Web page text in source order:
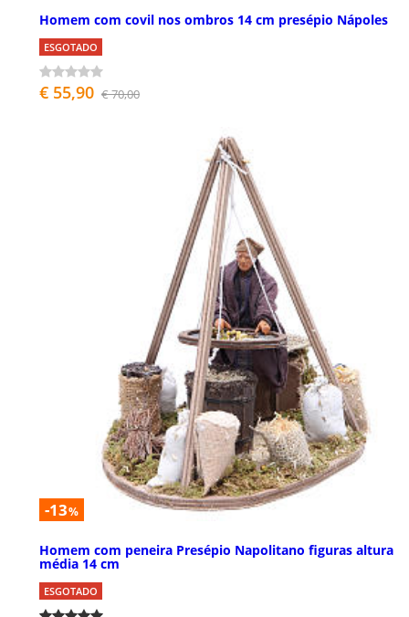
Homem com covil nos ombros 14 cm presépio Nápoles
ESGOTADO
€ 55,90 € 70,00
-13%
Homem com peneira Presépio Napolitano figuras altura
média 14 cm
ESGOTADO